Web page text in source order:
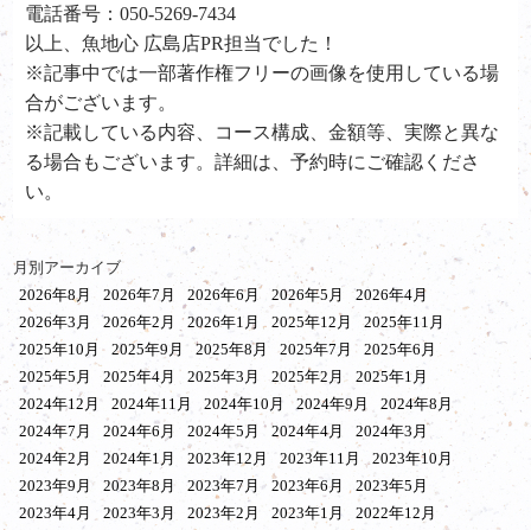
電話番号：050-5269-7434
以上、魚地心 広島店PR担当でした！
※記事中では一部著作権フリーの画像を使用している場
合がございます。
※記載している内容、コース構成、金額等、実際と異な
る場合もございます。詳細は、予約時にご確認くださ
い。
月別アーカイブ
2026年8月
2026年7月 2026年6月 2026年5月
2026年4月
2026年3月
2026年2月 2026年1月 2025年12月
2025年11月
2025年10月
2025年9月 2025年8月 2025年7月
2025年6月
2025年5月
2025年4月 2025年3月 2025年2月
2025年1月
2024年12月
2024年11月 2024年10月 2024年9月
2024年8月
2024年7月
2024年6月 2024年5月 2024年4月
2024年3月
2024年2月
2024年1月 2023年12月 2023年11月
2023年10月
2023年9月
2023年8月 2023年7月 2023年6月
2023年5月
2023年4月
2023年3月 2023年2月 2023年1月
2022年12月